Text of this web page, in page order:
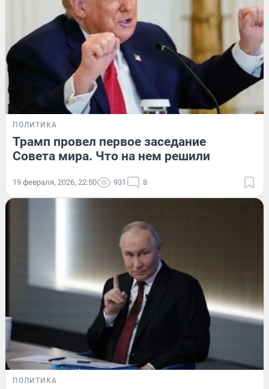
ПОЛИТИКА
Трамп провел первое заседание
Совета мира. Что на нем решили
19 февраля, 2026, 22:50 931 8
ПОЛИТИКА